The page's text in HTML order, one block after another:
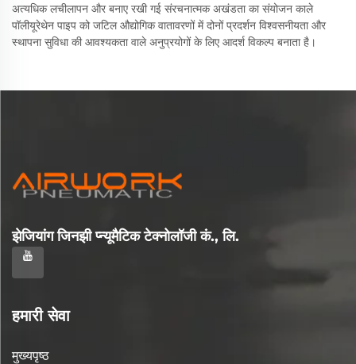
अत्यधिक लचीलापन और बनाए रखी गई संरचनात्मक अखंडता का संयोजन काले
पॉलीयूरेथेन पाइप को जटिल औद्योगिक वातावरणों में दोनों प्रदर्शन विश्वसनीयता और
स्थापना सुविधा की आवश्यकता वाले अनुप्रयोगों के लिए आदर्श विकल्प बनाता है।
झेजियांग जिनझी प्न्यूमैटिक टेक्नोलॉजी कं., लि.
हमारी सेवा
मुख्यपृष्ठ